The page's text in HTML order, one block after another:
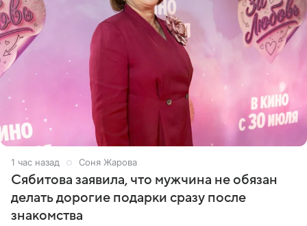
1 час назад Соня Жарова
Сябитова заявила, что мужчина не обязан
делать дорогие подарки сразу после
знакомства